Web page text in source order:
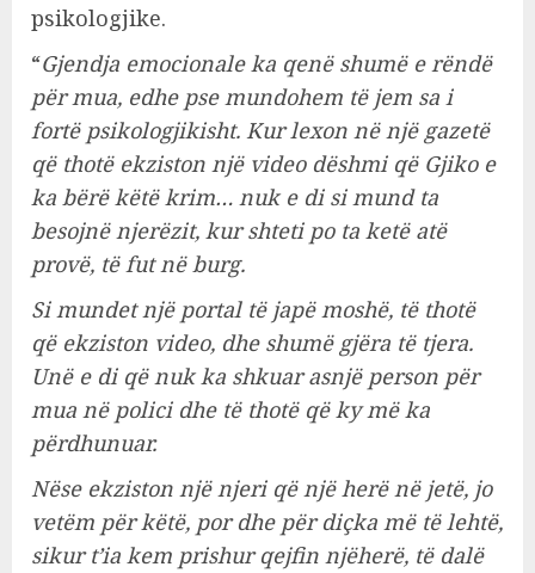
psikologjike.
“Gjendja emocionale ka qenë shumë e rëndë
për mua, edhe pse mundohem të jem sa i
fortë psikologjikisht. Kur lexon në një gazetë
që thotë ekziston një video dëshmi që Gjiko e
ka bërë këtë krim… nuk e di si mund ta
besojnë njerëzit, kur shteti po ta ketë atë
provë, të fut në burg.
Si mundet një portal të japë moshë, të thotë
që ekziston video, dhe shumë gjëra të tjera.
Unë e di që nuk ka shkuar asnjë person për
mua në polici dhe të thotë që ky më ka
përdhunuar.
Nëse ekziston një njeri që një herë në jetë, jo
vetëm për këtë, por dhe për diçka më të lehtë,
sikur t’ia kem prishur qejfin njëherë, të dalë